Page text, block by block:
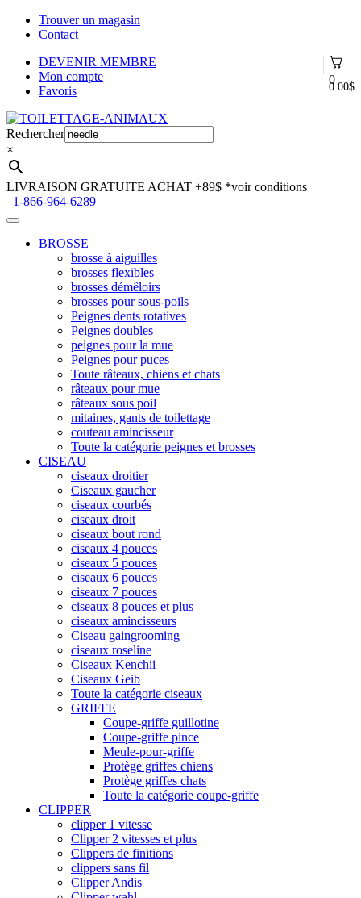
Trouver un magasin
Contact
0
0.00$
DEVENIR MEMBRE
Mon compte
Favoris
Aller
à
la
navigation
Aller
au
contenu
Rechercher
×
LIVRAISON GRATUITE ACHAT +89$ *voir conditions
1-866-964-6289
BROSSE
brosse à aiguilles
brosses flexibles
brosses démêloirs
brosses pour sous-poils
Peignes dents rotatives
Peignes doubles
peignes pour la mue
Peignes pour puces
Toute râteaux, chiens et chats
râteaux pour mue
râteaux sous poil
mitaines, gants de toilettage
couteau amincisseur
Toute la catégorie peignes et brosses
CISEAU
ciseaux droitier
Ciseaux gaucher
ciseaux courbés
ciseaux droit
ciseaux bout rond
ciseaux 4 pouces
ciseaux 5 pouces
ciseaux 6 pouces
ciseaux 7 pouces
ciseaux 8 pouces et plus
ciseaux amincisseurs
Ciseau gaingrooming
ciseaux roseline
Ciseaux Kenchii
Ciseaux Geib
Toute la catégorie ciseaux
GRIFFE
Coupe-griffe guillotine
Coupe-griffe pince
Meule-pour-griffe
Protège griffes chiens
Protège griffes chats
Toute la catégorie coupe-griffe
CLIPPER
clipper 1 vitesse
Clipper 2 vitesses et plus
Clippers de finitions
clippers sans fil
Clipper Andis